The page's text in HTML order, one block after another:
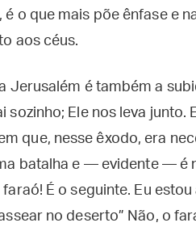
o que mais põe ênfase e
aos céus.
Jerusalém é também a
sozinho; Ele nos leva junto.
que, nesse êxodo, era
batalha e — evidente — é
faraó! É o seguinte. Eu
no deserto” Não, o